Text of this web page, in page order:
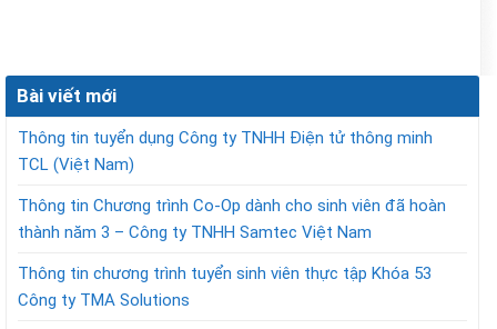
Bài viết mới
Thông tin tuyển dụng Công ty TNHH Điện tử thông minh
TCL (Việt Nam)
Thông tin Chương trình Co-Op dành cho sinh viên đã hoàn
thành năm 3 – Công ty TNHH Samtec Việt Nam
Thông tin chương trình tuyển sinh viên thực tập Khóa 53
Công ty TMA Solutions